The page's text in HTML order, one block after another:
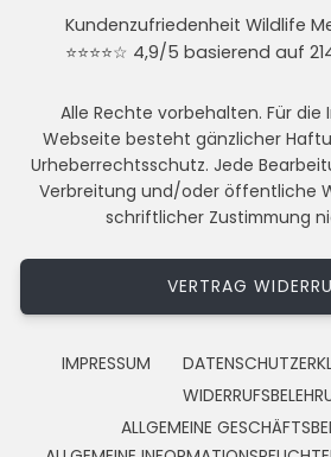
Kundenzufriedenheit Wildlife
⭐⭐⭐⭐☆ 4,9/5 basierend auf
Alle Rechte vorbehalten. Für
Webseite besteht gänzlicher
Urheberrechtsschutz. Jede
Verbreitung und/oder öffentliche
schriftlicher Zustimmung
VERTRAG
IMPRESSUM
ALLGEMEINE